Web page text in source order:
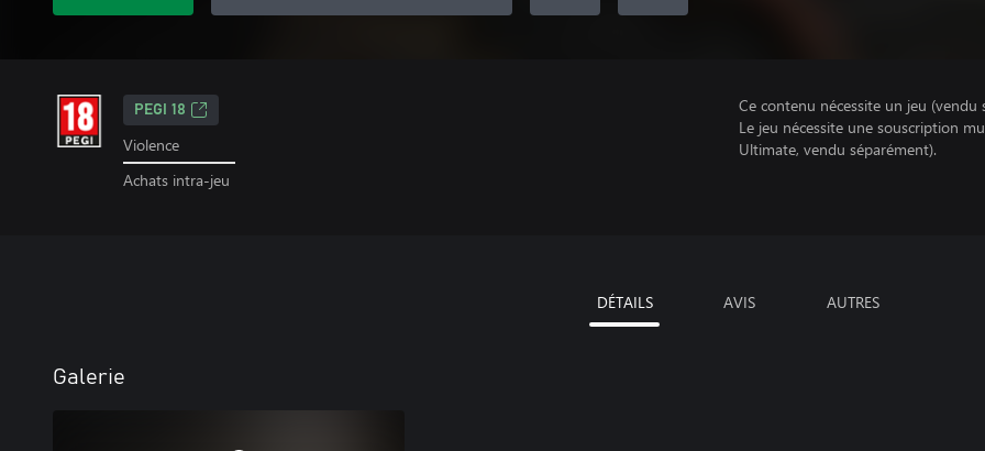
PEGI 18
Violence
Achats intra-jeu
Ce contenu nécessite un jeu (vendu
Le jeu nécessite une souscription
Ultimate, vendu séparément).
DÉTAILS AVIS AUTRES
Galerie